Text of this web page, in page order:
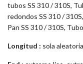
tubos SS 310 / 310S,
redondos SS 310 /
Pan SS 310 / 310S,
Longitud : sola